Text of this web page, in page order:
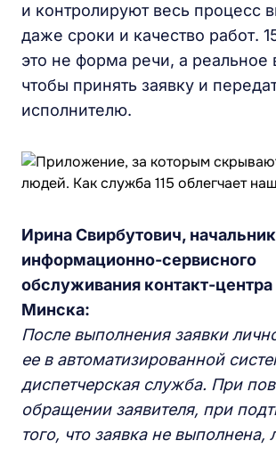
и контролируют весь процесс
даже сроки и качество работ.
это не форма речи, а реальное
чтобы принять заявку и
исполнителю.
Ирина Свирбутович,
информационно-сервисного
обслуживания контакт-
Минска:
После выполнения заявки
ее в автоматизированной
диспетчерская служба. При
обращении заявителя, при
того, что заявка не выполнена,